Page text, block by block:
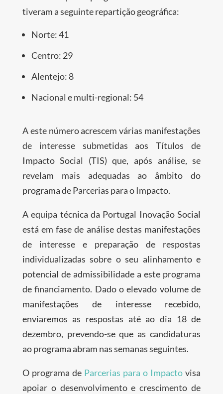
tiveram a seguinte repartição geográfica:
Norte: 41
Centro: 29
Alentejo: 8
Nacional e multi-regional: 54
A este número acrescem várias manifestações
de interesse submetidas aos Títulos de
Impacto Social (TIS) que, após análise, se
revelam mais adequadas ao âmbito do
programa de Parcerias para o Impacto.
A equipa técnica da Portugal Inovação Social
está em fase de análise destas manifestações
de interesse e preparação de respostas
individualizadas sobre o seu alinhamento e
potencial de admissibilidade a este programa
de financiamento. Dado o elevado volume de
manifestações de interesse recebido,
enviaremos as respostas até ao dia 18 de
dezembro, prevendo-se que as candidaturas
ao programa abram nas semanas seguintes.
O programa de Parcerias para o Impacto visa
apoiar o desenvolvimento e crescimento de